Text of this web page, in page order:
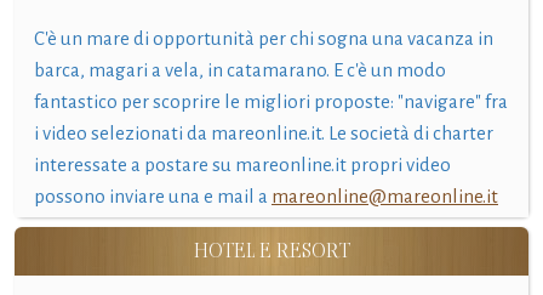
C'è un mare di opportunità per chi sogna una vacanza in
barca, magari a vela, in catamarano. E c'è un modo
fantastico per scoprire le migliori proposte: "navigare" fra
i video selezionati da mareonline.it. Le società di charter
interessate a postare su mareonline.it propri video
possono inviare una e mail a mareonline@mareonline.it
HOTEL E RESORT